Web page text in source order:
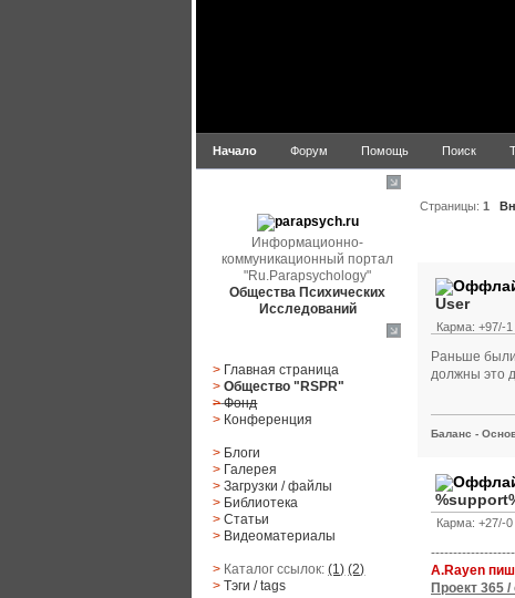
Начало Форум Помощь Поиск
Информационно-
коммуникационный портал
"Ru.Parapsychology"
Общества Психических
Исследований
> Главная страница
> Общество "RSPR"
> Фонд
> Конференция
> Блоги
> Галерея
> Загрузки/файлы
> Библиотека
> Статьи
> Видеоматериалы
> Каталог ссылок:(1) (2)
> Тэги/ tags
Страницы:1
User
Карма: +97/-1
Раньше были
должны это
Баланс -
Карма: +27/-0
A.Rayen
Проект 365